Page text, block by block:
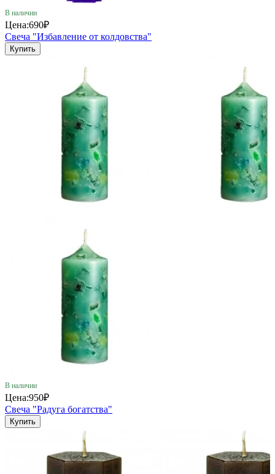
В наличии
Цена:690₽
Свеча "Избавление от колдовства"
Купить
В наличии
Цена:950₽
Свеча "Радуга богатства"
Купить